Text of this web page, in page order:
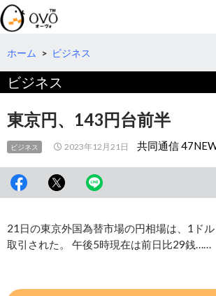
検
索
コ
テ
へ
移
動
ホーム > ビジネス
ビジネス
東京円、143円台前半
ビジネス 2023年12月21日 共同通信
21日の東京外国為替市場の円相場は、1ド
取引された。 午後5時現在は前日比29銭……